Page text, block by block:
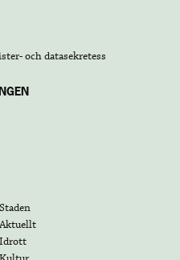
och datasekretess
Staden
Idrott